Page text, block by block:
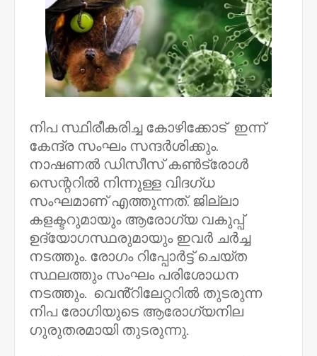
നിപ സ്ഥിരീകരിച്ച കോഴിക്കോട് ഇന്ന്
കേന്ദ്ര സംഘം സന്ദർശിക്കും.
നാഷണല്‍ ഡിസീസ് കണ്‍ട്രോള്‍
സെന്ററില്‍ നിന്നുള്ള വിദഗ്ധ
സംഘമാണ് എത്തുന്നത്. ജില്ലാ
കളക്ടറുമായും ആരോഗ്യ വകുപ്പ്
ഉദ്യോഗസ്ഥരുമായും ഇവർ ചർച്ച
നടത്തും. രോഗം റിപ്പോർട്ട് ചെയ്ത
സ്ഥലത്തും സംഘം പരിശോധന
നടത്തും. വെൻ്റിലേറ്ററിൽ തുടരുന്ന
നിപ രോഗിയുടെ ആരോഗ്യനില
ഗുരുതരമായി തുടരുന്നു.